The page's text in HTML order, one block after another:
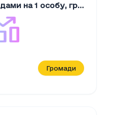
на 1 особу, грн
Громади